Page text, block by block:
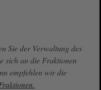
Sie der Verwaltung des
sich an die Fraktionen
empfehlen wir die